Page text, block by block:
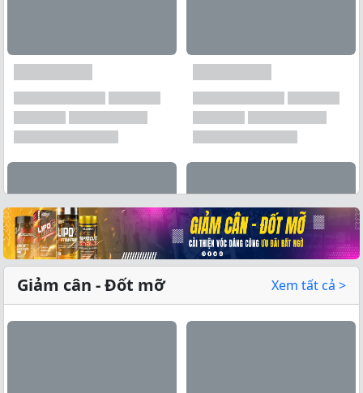
Xem tất cả →
Xem tất cả →
Giảm cân - Đốt mỡ Xem tất cả >